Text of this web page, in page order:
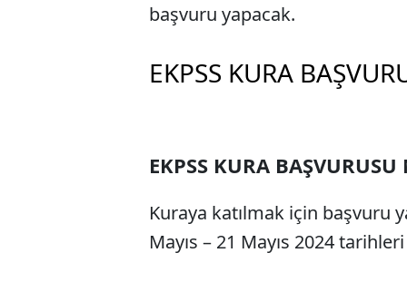
başvuru yapacak.
EKPSS KURA
EKPSS KURA
Kuraya katılmak için başvuru
Mayıs – 21 Mayıs 2024